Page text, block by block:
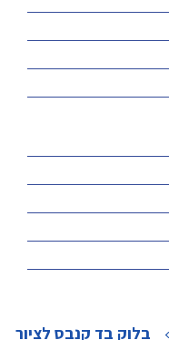
> בלוק בד קנבס לציור